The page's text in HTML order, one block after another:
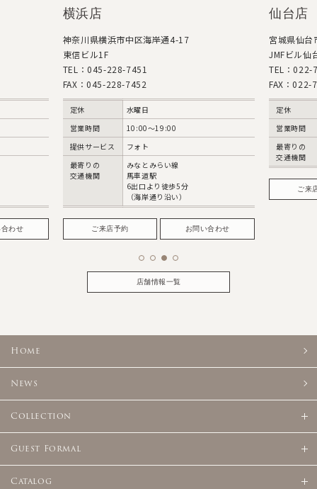
わせ
横浜店
神奈川県横浜市中区海岸通4-17
東信ビル1F
TEL：045-228-7451
FAX：045-228-7452
定休
水曜日
営業時間
10:00〜19:00
提供サービス
フォト
最寄りの
交通機関
みなとみらい線
馬車道駅
6出口より徒歩5分
（海岸通り沿い）
ご来店予約 お問い合わせ
仙台店
宮城県仙
JMFビル仙
TEL：022-
FAX：022-
定休
営業時間
最寄りの
交通機関
ご来
店舗情報一覧
Home
News
Collection
Guest Formal
Catalog